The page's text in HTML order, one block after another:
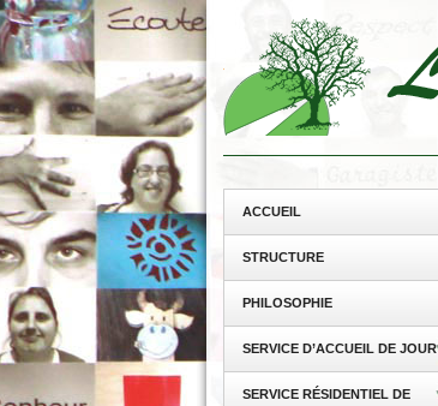
ACCUEIL
STRUCTURE
PHILOSOPHIE
SERVICE D’ACCUEIL DE JOUR
SERVICE RÉSIDENTIEL DE